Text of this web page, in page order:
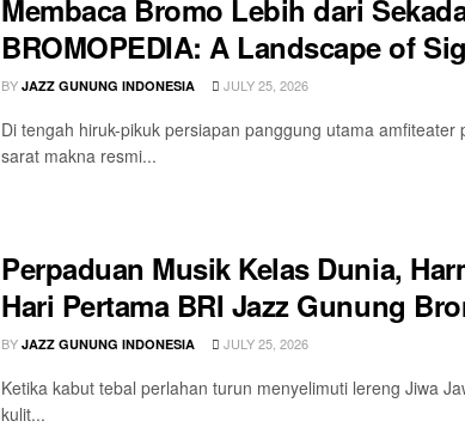
Membaca Bromo Lebih dari
BROMOPEDIA: A Landscape of
BY JAZZ GUNUNG INDONESIA JULY 25, 2026
Di tengah hiruk-pikuk persiapan panggung utama
sarat makna resmi...
Perpaduan Musik Kelas Dunia,
Hari Pertama BRI Jazz Gunung
BY JAZZ GUNUNG INDONESIA JULY 25, 2026
Ketika kabut tebal perlahan turun menyelimuti lereng Jiwa
kulit...